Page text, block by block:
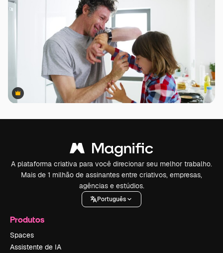
Premium
Premium
A plataforma criativa para você direcionar seu melhor trabalho.
Mais de 1 milhão de assinantes entre criativos, empresas,
agências e estúdios.
Português
Produtos
Spaces
Assistente de IA